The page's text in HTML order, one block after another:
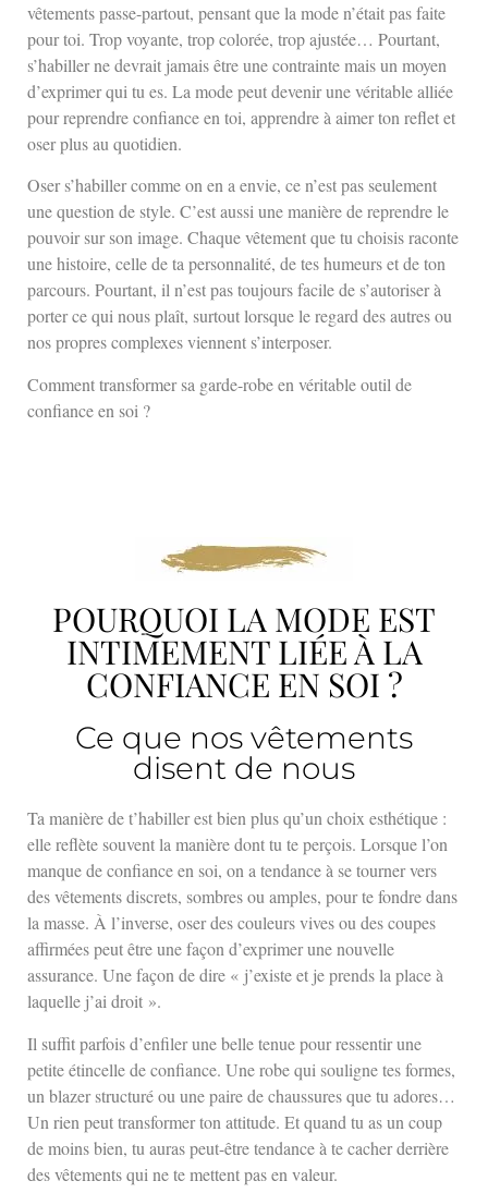
vêtements passe-partout, pensant que la mode n’était pas faite
pour toi. Trop voyante, trop colorée, trop ajustée… Pourtant,
s’habiller ne devrait jamais être une contrainte mais un moyen
d’exprimer qui tu es. La mode peut devenir une véritable alliée
pour reprendre confiance en toi, apprendre à aimer ton reflet et
oser plus au quotidien.
Oser s’habiller comme on en a envie, ce n’est pas seulement
une question de style. C’est aussi une manière de reprendre le
pouvoir sur son image. Chaque vêtement que tu choisis raconte
une histoire, celle de ta personnalité, de tes humeurs et de ton
parcours. Pourtant, il n’est pas toujours facile de s’autoriser à
porter ce qui nous plaît, surtout lorsque le regard des autres ou
nos propres complexes viennent s’interposer.
Comment transformer sa garde-robe en véritable outil de
confiance en soi ?
POURQUOI LA MODE EST
INTIMEMENT LIÉE À LA
CONFIANCE EN SOI ?
Ce que nos vêtements
disent de nous
Ta manière de t’habiller est bien plus qu’un choix esthétique :
elle reflète souvent la manière dont tu te perçois. Lorsque l’on
manque de confiance en soi, on a tendance à se tourner vers
des vêtements discrets, sombres ou amples, pour te fondre dans
la masse. À l’inverse, oser des couleurs vives ou des coupes
affirmées peut être une façon d’exprimer une nouvelle
assurance. Une façon de dire « j’existe et je prends la place à
laquelle j’ai droit ».
Il suffit parfois d’enfiler une belle tenue pour ressentir une
petite étincelle de confiance. Une robe qui souligne tes formes,
un blazer structuré ou une paire de chaussures que tu adores…
Un rien peut transformer ton attitude. Et quand tu as un coup
de moins bien, tu auras peut-être tendance à te cacher derrière
des vêtements qui ne te mettent pas en valeur.